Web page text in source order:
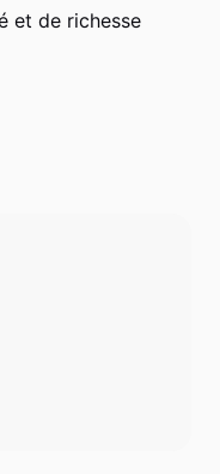
et de richesse